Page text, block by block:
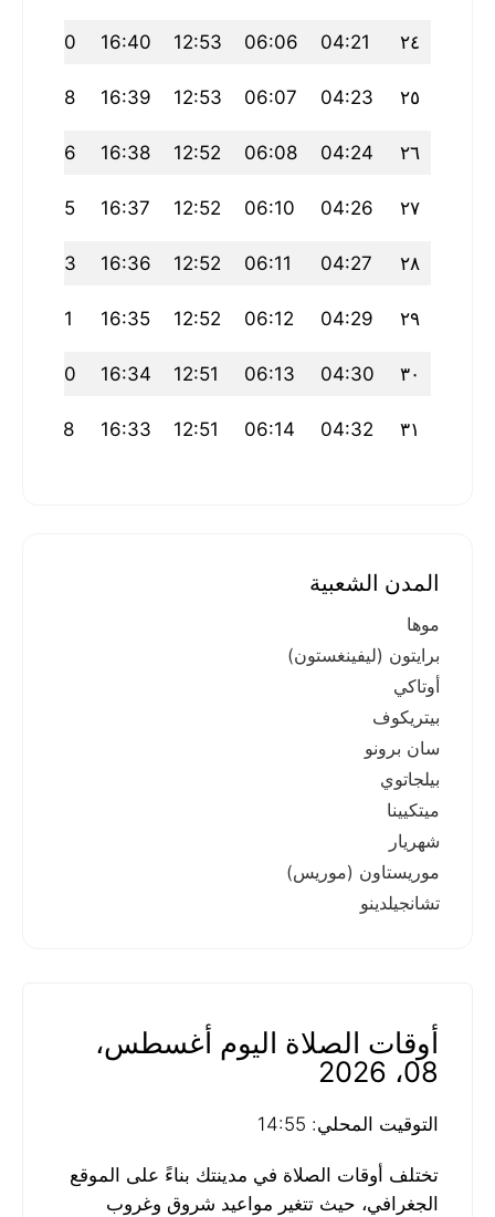
٢٤ 04:21
06:06
12:53
16:40
19:40
٢٥ 04:23
06:07
12:53
16:39
19:38
٢٦ 04:24
06:08
12:52
16:38
19:36
٢٧ 04:26
06:10
12:52
16:37
19:35
٢٨ 04:27
06:11
12:52
16:36
19:33
٢٩ 04:29
06:12
12:52
16:35
19:31
٣٠ 04:30
06:13
12:51
16:34
19:30
٣١ 04:32
06:14
12:51
16:33
19:28
المدن الشعبية
موها
برايتون (ليفينغستون)
أوتاكي
بيتريكوف
سان برونو
بيلجاتوي
ميتكيينا
شهريار
موريستاون (موريس)
تشانجيلدينو
أوقات الصلاة اليوم أغسطس،
08، 2026
التوقيت المحلي: 14:55
تختلف أوقات الصلاة في مدينتك بناءً على الموقع
الجغرافي، حيث تتغير مواعيد شروق وغروب